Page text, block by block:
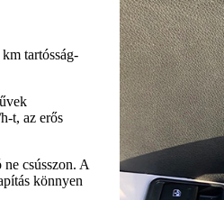
tartósság-
t, az erős
csússzon. A
könnyen